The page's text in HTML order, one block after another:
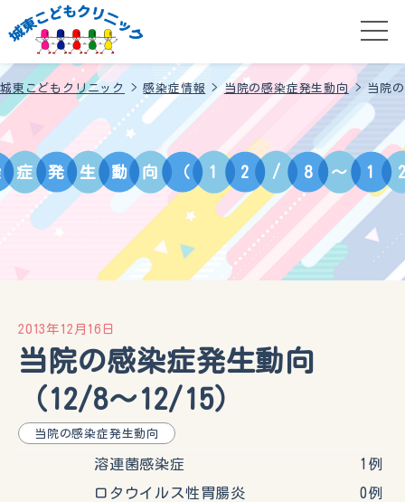
城東こどもクリニック >感染症情報 > 当院の感染症発生動向> 当院
症 発 生 動 向 （ 1 2 / 8 ～ 1
2013年12月16日
当院の感染症発生動向
（12/8～12/15）
当院の感染症発生動向
溶連菌感染症 1例
ロタウイルス性胃腸炎 0例